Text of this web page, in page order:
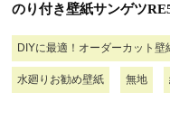
のり付き壁紙サンゲツ
DIYに最適！オーダーカット壁
水廻りお勧め壁紙 無地